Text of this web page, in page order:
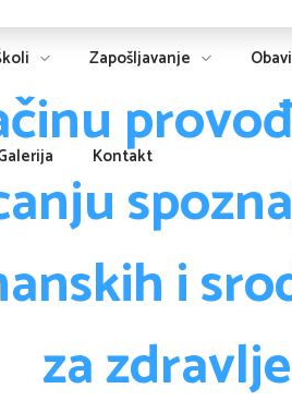
Zapošljavanje
Kontakt
i
za zdravlje